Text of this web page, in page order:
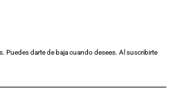
Puedes darte de baja cuando desees. Al suscribirte